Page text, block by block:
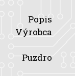
Popis
Výrobca
Puzdro